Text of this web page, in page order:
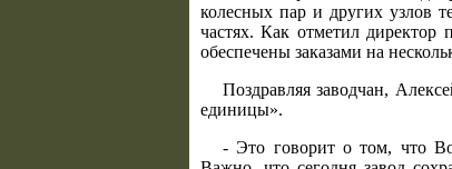
колесных пар и других узлов
частях. Как отметил директор
обеспечены заказами на
Поздравляя заводчан,
единицы».
- Это говорит о том, что